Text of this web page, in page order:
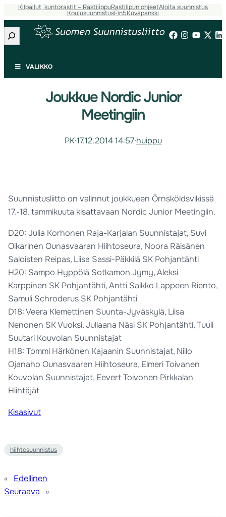
Kilpailut, kuntorastit – RastilippuRastilipun ohjeetAloita suunnistus
KoulusuunnistusFin5Kuvapankki
Etsi
VALIKKO
Joukkue Nordic Junior
Meetingiin
PK·17.12.2014 14:57·huippu
Suunnistusliitto on valinnut joukkueen Örnsköldsvikissä
17.-18. tammikuuta kisattavaan Nordic Junior Meetingiin.
D20: Julia Korhonen Raja-Karjalan Suunnistajat, Suvi
Oikarinen Ounasvaaran Hiihtoseura, Noora Räisänen
Saloisten Reipas, Liisa Sassi-Päkkilä SK Pohjantähti
H20: Sampo Hyppölä Sotkamon Jymy, Aleksi
Karppinen SK Pohjantähti, Antti Saikko Lappeen Riento,
Samuli Schroderus SK Pohjantähti
D18: Veera Klemettinen Suunta-Jyväskylä, Liisa
Nenonen SK Vuoksi, Juliaana Näsi SK Pohjantähti, Tuuli
Suutari Kouvolan Suunnistajat
H18: Tommi Härkönen Kajaanin Suunnistajat, Niilo
Ojanaho Ounasvaaran Hiihtoseura, Elmeri Toivanen
Kouvolan Suunnistajat, Eevert Toivonen Pirkkalan
Hiihtäjät
Kisasivut
hiihtosuunnistus
«
Edellinen
Seuraava
»